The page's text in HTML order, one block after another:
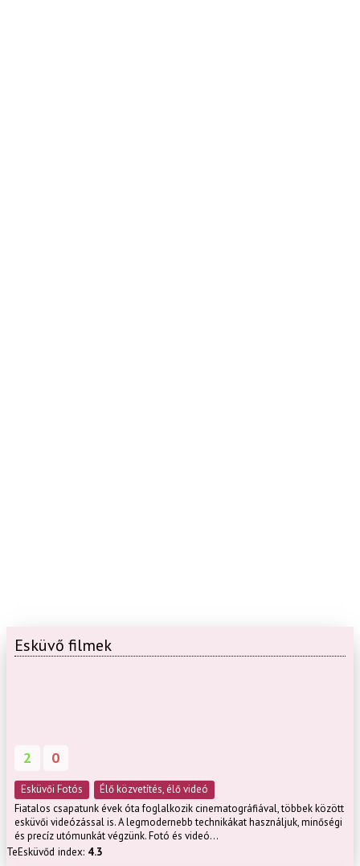
Esküvő filmek
2 0
Esküvői Fotós
Élő közvetítés, élő videó
Fiatalos csapatunk évek óta foglalkozik cinematográfiával, többek között
esküvői videózással is. A legmodernebb technikákat használjuk, minőségi
és precíz utómunkát végzünk. Fotó és videó...
TeEsküvőd index: 4.3